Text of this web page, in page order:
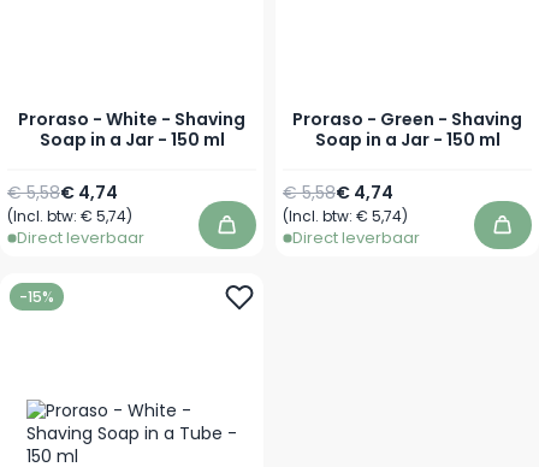
Proraso - White - Shaving
Soap in a Jar - 150 ml
Speciale prijs
€ 4,74
Normale prijs
€ 5,58
(Incl. btw: € 5,74)
Direct leverbaar In winkelwagen
Proraso - Green - Shaving
Soap in a Jar - 150 ml
Speciale prijs
€ 4,74
Normale prijs
€ 5,58
(Incl. btw: € 5,74)
Direct leverbaar In
-15%